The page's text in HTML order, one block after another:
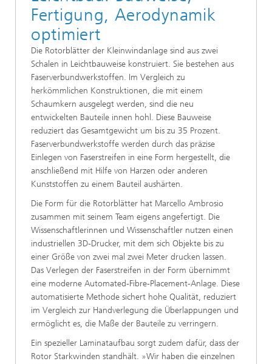
Fertigung, Aerodynamik
optimiert
Die Rotorblätter der Kleinwindanlage sind aus zwei
Schalen in Leichtbauweise konstruiert. Sie bestehen aus
Faserverbundwerkstoffen. Im Vergleich zu
herkömmlichen Konstruktionen, die mit einem
Schaumkern ausgelegt werden, sind die neu
entwickelten Bauteile innen hohl. Diese Bauweise
reduziert das Gesamtgewicht um bis zu 35 Prozent.
Faserverbundwerkstoffe werden durch das präzise
Einlegen von Faserstreifen in eine Form hergestellt, die
anschließend mit Hilfe von Harzen oder anderen
Kunststoffen zu einem Bauteil aushärten.
Die Form für die Rotorblätter hat Marcello Ambrosio
zusammen mit seinem Team eigens angefertigt. Die
Wissenschaftlerinnen und Wissenschaftler nutzen einen
industriellen 3D-Drucker, mit dem sich Objekte bis zu
einer Größe von zwei mal zwei Meter drucken lassen.
Das Verlegen der Faserstreifen in der Form übernimmt
eine moderne Automated-Fibre-Placement-Anlage. Diese
automatisierte Methode sichert hohe Qualität, reduziert
im Vergleich zur Handverlegung die Überlappungen und
ermöglicht es, die Maße der Bauteile zu verringern.
Ein spezieller Laminataufbau sorgt zudem dafür, dass der
Rotor Starkwinden standhält. »Wir haben die einzelnen